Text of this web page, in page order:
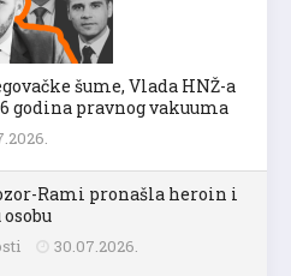
šume, Vlada HNŽ-a
godina pravnog vakuuma
Rami pronašla heroin i
30.07.2026.